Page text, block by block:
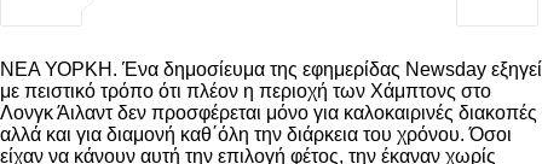
ΝΕΑ ΥΟΡΚΗ. Ένα δημοσίευμα της εφημερίδας Newsday εξηγεί
με πειστικό τρόπο ότι πλέον η περιοχή των Χάμπτονς στο
Λονγκ Άιλαντ δεν προσφέρεται μόνο για καλοκαιρινές διακοπές
αλλά και για διαμονή καθ΄όλη την διάρκεια του χρόνου. Όσοι
είχαν να κάνουν αυτή την επιλογή φέτος, την έκαναν χωρίς